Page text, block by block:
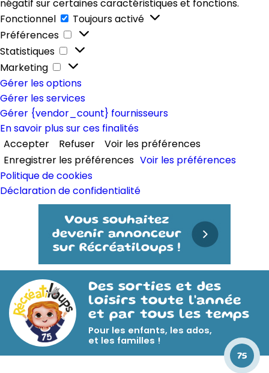
négatif sur certaines caractéristiques et fonctions.
Fonctionnel
Fonctionnel
Toujours activé
Préférences
Préférences
Statistiques
Statistiques
Marketing
Marketing
Gérer les options
Gérer les services
Gérer {vendor_count} fournisseurs
En savoir plus sur ces finalités
Accepter
Refuser
Voir les préférences
Enregistrer les préférences Voir les préférences
Politique de cookies
Déclaration de confidentialité
Des sorties et des
loisirs toute l'année
et par tous les temps
Pour les enfants, les ados,
et les familles !
75